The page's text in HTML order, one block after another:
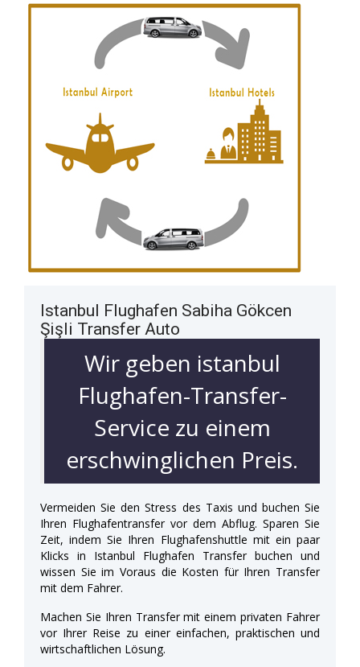
Istanbul Flughafen Sabiha Gökcen
Şişli Transfer Auto
Wir geben istanbul
Flughafen-Transfer-
Service zu einem
erschwinglichen Preis.
Vermeiden Sie den Stress des Taxis und buchen Sie
Ihren Flughafentransfer vor dem Abflug. Sparen Sie
Zeit, indem Sie Ihren Flughafenshuttle mit ein paar
Klicks in Istanbul Flughafen Transfer buchen und
wissen Sie im Voraus die Kosten für Ihren Transfer
mit dem Fahrer.
Machen Sie Ihren Transfer mit einem privaten Fahrer
vor Ihrer Reise zu einer einfachen, praktischen und
wirtschaftlichen Lösung.